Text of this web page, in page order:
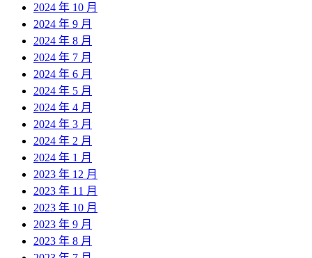
2024 年 10 月
2024 年 9 月
2024 年 8 月
2024 年 7 月
2024 年 6 月
2024 年 5 月
2024 年 4 月
2024 年 3 月
2024 年 2 月
2024 年 1 月
2023 年 12 月
2023 年 11 月
2023 年 10 月
2023 年 9 月
2023 年 8 月